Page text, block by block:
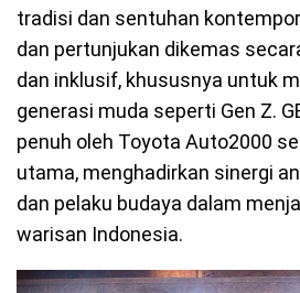
tradisi dan sentuhan
dan pertunjukan dikemas
dan inklusif, khususnya untuk
generasi muda seperti Gen Z.
penuh oleh Toyota Auto2000
utama, menghadirkan sinergi
dan pelaku budaya dalam
warisan Indonesia.